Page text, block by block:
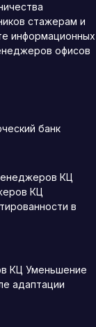
стажерам и
информационных
офисов
банк
КЦ
КЦ
в
КЦ Уменьшение
адаптации